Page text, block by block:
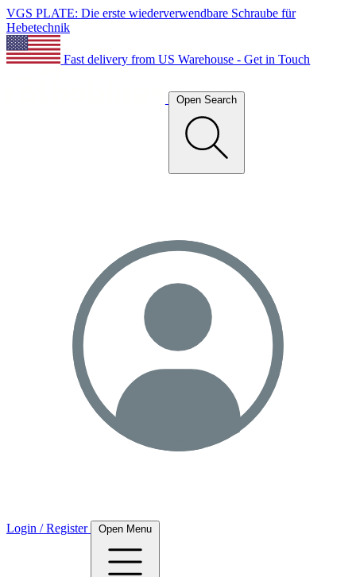
VGS PLATE: Die erste wiederverwendbare Schraube für
Hebetechnik
Fast delivery from US Warehouse - Get in Touch
Open Search
Login / Register Open Menu